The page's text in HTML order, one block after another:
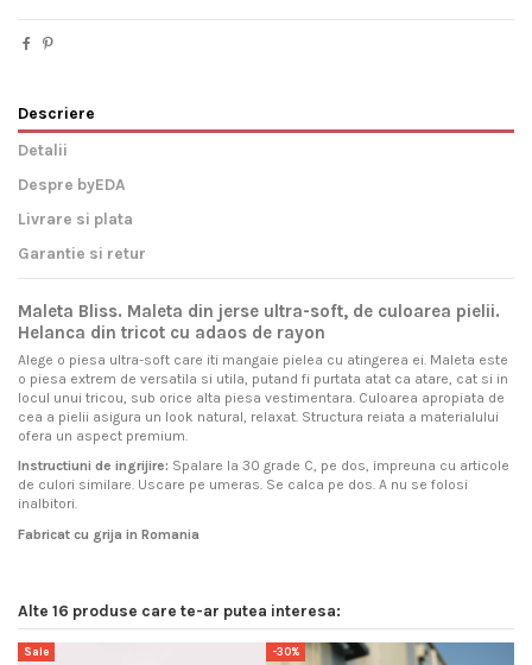
Descriere
Detalii
Despre byEDA
Livrare si plata
Garantie si retur
Maleta Bliss. Maleta din jerse ultra-soft, de culoarea pielii.
Helanca din tricot cu adaos de rayon
Alege o piesa ultra-soft care iti mangaie pielea cu atingerea ei. Maleta este
o piesa extrem de versatila si utila, putand fi purtata atat ca atare, cat si in
locul unui tricou, sub orice alta piesa vestimentara. Culoarea apropiata de
cea a pielii asigura un look natural, relaxat. Structura reiata a materialului
ofera un aspect premium.
Instructiuni de ingrijire: Spalare la 30 grade C, pe dos, impreuna cu articole
de culori similare. Uscare pe umeras. Se calca pe dos. A nu se folosi
inalbitori.
Fabricat cu grija in Romania
Material
69% Poliester, 28% Rayon, 3%
Spandex
Densitate material 160 G/M²
variante oversize cu gluga si buzunare, rochii, pantaloni, salopete -
designerii si graficieniibyEDAacopera, pas cu pas, nevoile vestimentare
ale publicului atent la detalii.
sau transfer) costa 15 lei*.
Pentru livrarea comenzilor cu plata ramburs in Romania se aplica o taxa de
ByEDA garanteaza ca acest produs este autentic si in conformitate cu
informatiile de pe aceasta pagina.
Acest produs poate fi returnat in 14 zile de la primirea coletului, conform
Alte 16 produse care te-ar putea interesa:
Sale
-30%